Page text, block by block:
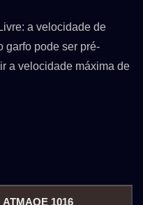
a velocidade de
garfo pode ser pré-
a velocidade máxima de
ATMAOE 1016